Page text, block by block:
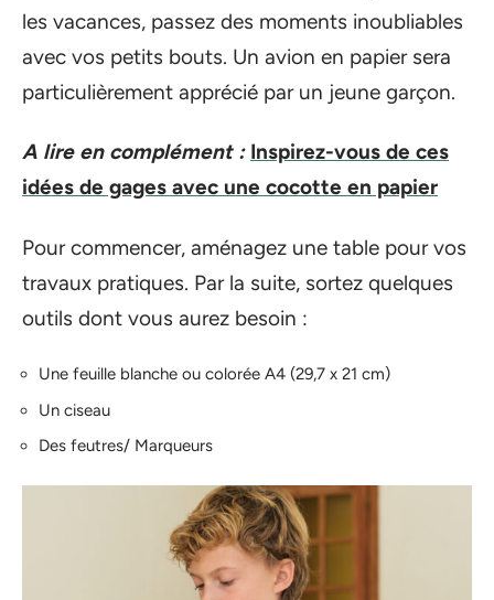
les vacances, passez des moments inoubliables
avec vos petits bouts. Un avion en papier sera
particulièrement apprécié par un jeune garçon.
A lire en complément : Inspirez-vous de ces
idées de gages avec une cocotte en papier
Pour commencer, aménagez une table pour vos
travaux pratiques. Par la suite, sortez quelques
outils dont vous aurez besoin :
Une feuille blanche ou colorée A4 (29,7 x 21 cm)
Un ciseau
Des feutres/ Marqueurs